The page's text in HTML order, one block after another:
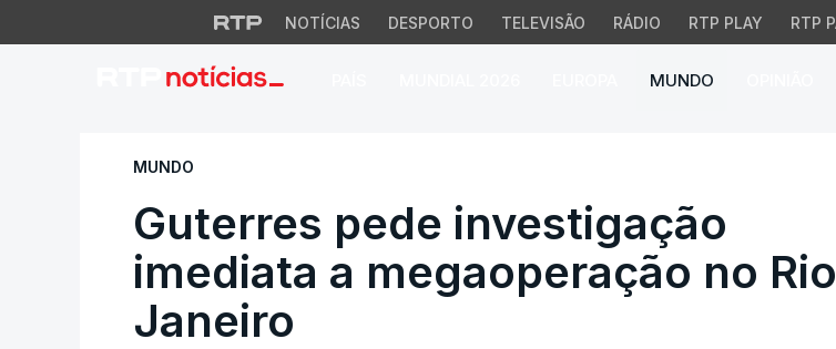
NOTÍCIAS DESPORTO TELEVISÃO RÁDIO RTP PLAY RTP
MUNDO
Guterres pede investigação
MUNDO
Guterres pede investigação
imediata a megaoperação no
Janeiro